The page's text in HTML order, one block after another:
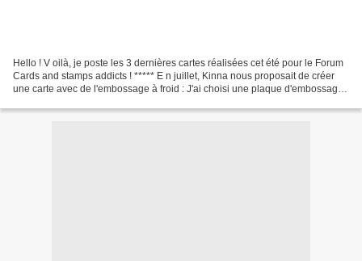
Hello ! V oilà, je poste les 3 dernières cartes réalisées cet été pour le Forum
Cards and stamps addicts ! ***** E n juillet, Kinna nous proposait de créer
une carte avec de l'embossage à froid : J'ai choisi une plaque d'embossage